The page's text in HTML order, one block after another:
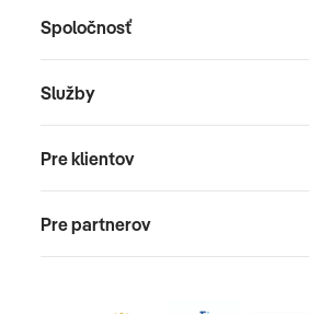
Spoločnosť
Služby
Pre klientov
Pre partnerov